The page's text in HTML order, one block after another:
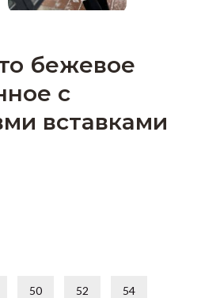
бежевое
с
вставками
50 52 54